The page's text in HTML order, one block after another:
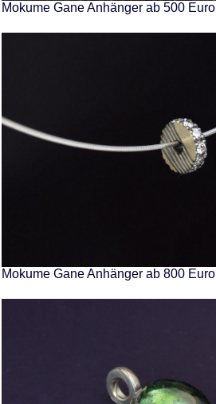
Mokume Gane Anhänger ab 500 Euro
Mokume Gane Anhänger ab 800 Euro